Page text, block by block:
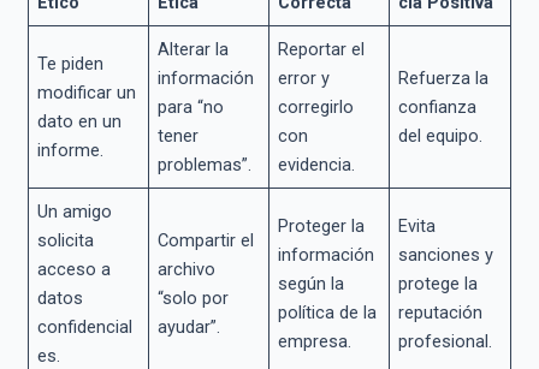
Te piden
modificar un
dato en un
informe.
Alterar la
información
para “no
tener
problemas”.
Reportar el
error y
corregirlo
con
evidencia.
Refuerza la
confianza
del equipo.
Un amigo
solicita
acceso a
datos
confidencial
es.
Compartir el
archivo
“solo por
ayudar”.
Proteger la
información
según la
política de la
empresa.
Evita
sanciones y
protege la
reputación
profesional.